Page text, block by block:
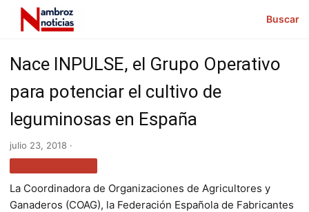
Buscar
Nace INPULSE, el Grupo Operativo
para potenciar el cultivo de
leguminosas en España
julio 23, 2018 ·
La Coordinadora de Organizaciones de Agricultores y
Ganaderos (COAG), la Federación Española de Fabricantes